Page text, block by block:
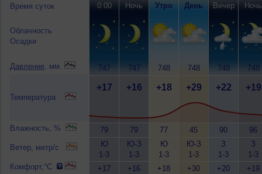
Время суток
Облачность
Осадки
Давление, мм.
Температура
Влажность, %
Ветер, метр/с
Комфорт,°C
0:00
747
+17
79
Ю
1-3
+17
Ночь
747
+16
79
Ю-З
1-3
+16
Утро
748
+18
77
Ю
1-3
+18
День
748
+29
45
Ю-З
1-3
+30
Вечер
748
+22
90
З
1-3
+20
Ночь
748
+19
96
З
1-3
+19